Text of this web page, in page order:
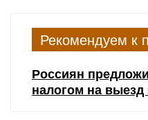
Рекомендуем к
Россиян
налогом на выезд